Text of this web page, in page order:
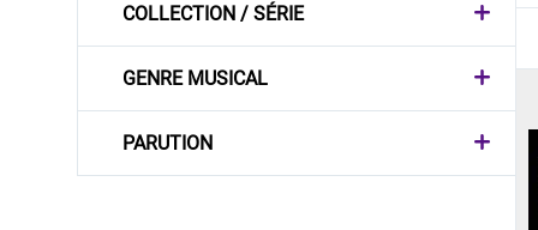
COLLECTION / SÉRIE
GENRE MUSICAL
PARUTION